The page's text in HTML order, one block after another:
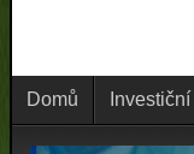
Domů